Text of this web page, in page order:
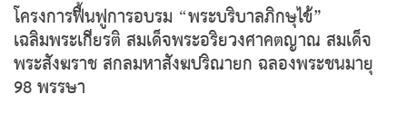
โครงการฟื้นฟูการอบรม “พระบริบาลภิกษุไข้”
เฉลิมพระเกียรติ สมเด็จพระอริยวงศาคตญาณ สมเด็จ
พระสังฆราช สกลมหาสังฆปริณายก ฉลองพระชนมายุ
98 พรรษา